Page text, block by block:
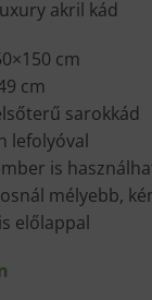
akril kád
cm
cm
sarokkád
lefolyóval
is
mélyebb,
előlappal